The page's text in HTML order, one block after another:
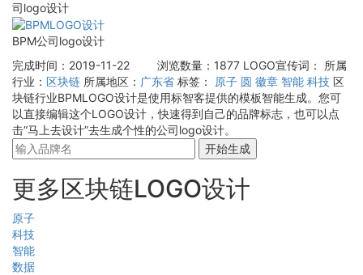
司logo设计
BPM公司logo设计
完成时间：2019-11-22
浏览数量：1877 LOGO宣传词：
所属
行业： 区块链 所属地区： 广东省 标签： 原子 圆 徽章 智能 科技 区
块链行业BPMLOGO设计是使用标智客提供的模板智能生成。您可
以直接编辑这个LOGO设计，快速得到自己的品牌标志，也可以点
击“马上去设计”去生成个性的公司logo设计。
开始生成
更多区块链LOGO设计
原子
科技
智能
数据